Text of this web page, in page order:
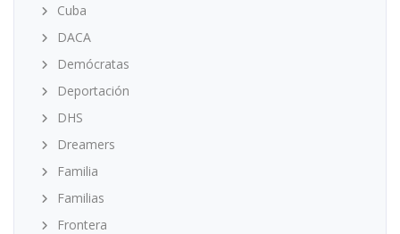
Cuba
DACA
Demócratas
Deportación
DHS
Dreamers
Familia
Familias
Frontera